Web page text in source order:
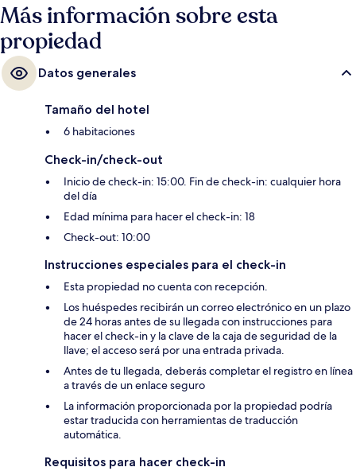
Más información sobre esta
propiedad
Datos generales
Tamaño del hotel
6 habitaciones
Check-in/check-out
Inicio de check-in: 15:00. Fin de check-in: cualquier hora
del día
Edad mínima para hacer el check-in: 18
Check-out: 10:00
Instrucciones especiales para el check-in
Esta propiedad no cuenta con recepción.
Los huéspedes recibirán un correo electrónico en un plazo
de 24 horas antes de su llegada con instrucciones para
hacer el check-in y la clave de la caja de seguridad de la
llave; el acceso será por una entrada privada.
Antes de tu llegada, deberás completar el registro en línea
a través de un enlace seguro
La información proporcionada por la propiedad podría
estar traducida con herramientas de traducción
automática.
Requisitos para hacer check-in